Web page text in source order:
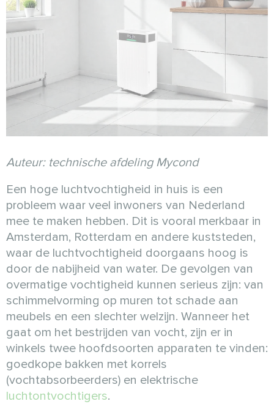
Auteur: technische afdeling Mycond
Een hoge luchtvochtigheid in huis is een
probleem waar veel inwoners van Nederland
mee te maken hebben. Dit is vooral merkbaar in
Amsterdam, Rotterdam en andere kuststeden,
waar de luchtvochtigheid doorgaans hoog is
door de nabijheid van water. De gevolgen van
overmatige vochtigheid kunnen serieus zijn: van
schimmelvorming op muren tot schade aan
meubels en een slechter welzijn. Wanneer het
gaat om het bestrijden van vocht, zijn er in
winkels twee hoofdsoorten apparaten te vinden:
goedkope bakken met korrels
(vochtabsorbeerders) en elektrische
luchtontvochtigers.